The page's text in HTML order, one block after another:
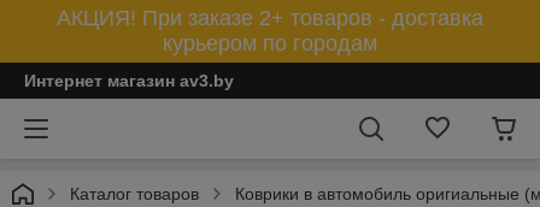
АКЦИЯ! При заказе 2+ товаров - доставка
курьером по городам
Интернет магазин av3.by
Каталог товаров Коврики в автомобиль оригиальные